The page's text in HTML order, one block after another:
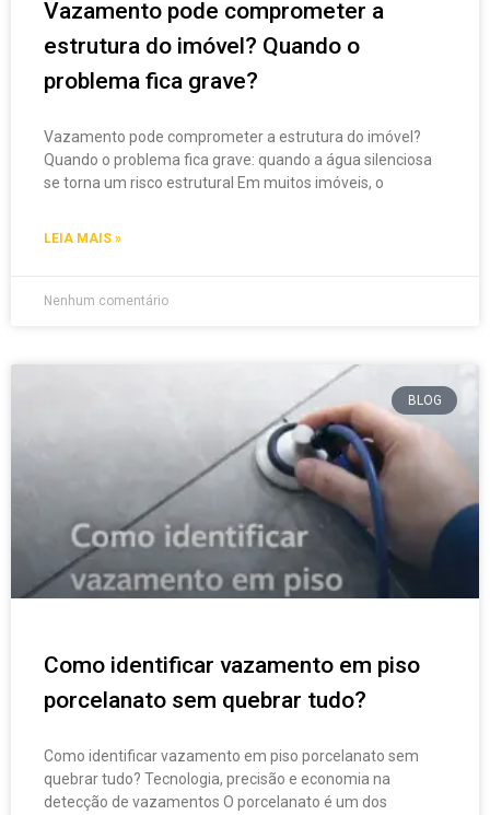
Vazamento pode comprometer a
estrutura do imóvel? Quando o
problema fica grave?
Vazamento pode comprometer a estrutura do imóvel?
Quando o problema fica grave: quando a água silenciosa
se torna um risco estrutural Em muitos imóveis, o
LEIA MAIS »
Nenhum comentário
BLOG
Como identificar vazamento em piso
porcelanato sem quebrar tudo?
Como identificar vazamento em piso porcelanato sem
quebrar tudo? Tecnologia, precisão e economia na
detecção de vazamentos O porcelanato é um dos